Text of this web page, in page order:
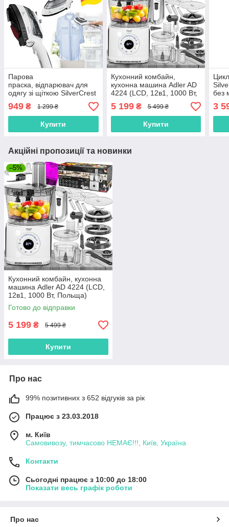
Парова
праска, відпарювач для
одягу зі щіткою SilverCrest
SDRB 1000 B1 Сірий
(1000 Вт, Німеччина)
949 ₴ 1 299 ₴
Купити
Кухонний комбайн,
кухонна машина Adler AD
4224 (LCD, 12в1, 1000 Вт,
Польща)
5 199₴ 5 499 ₴
Купити
без
3
Акційні пропозиції та новинки
–5%
Кухонний комбайн, кухонна
машина Adler AD 4224 (LCD,
12в1, 1000 Вт, Польща)
Готово до відправки
5 199 ₴ 5 499 ₴
Купити
Про нас
99% позитивних з 652 відгуків за рік
Працює з 23.03.2018
м. Київ
Самовивозу, тимчасово НЕМАЄ!!!, Київ, Україна
Контакти
Сьогодні працює з 10:00 до 18:00
Показати весь графік роботи
Про нас